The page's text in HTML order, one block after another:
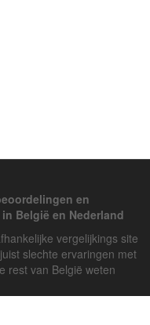
en
België en Nederland
vergelijkings site
slechte ervaringen met
rest van België weten